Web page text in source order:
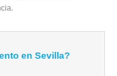
en Sevilla?